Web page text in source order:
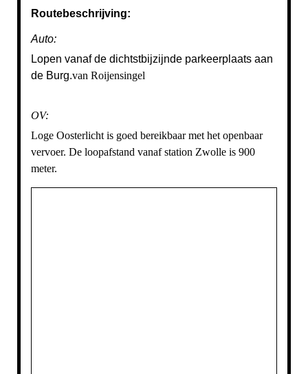
Routebeschrijving:
Auto:
Lopen vanaf de dichtstbijzijnde parkeerplaats aan
de Burg.van Roijensingel
OV:
Loge Oosterlicht is goed bereikbaar met het openbaar
vervoer. De loopafstand vanaf station Zwolle is 900
meter.